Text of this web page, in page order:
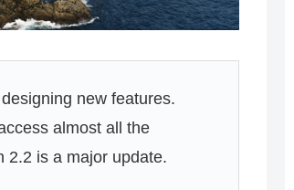
new features.
almost all the
2.2 is a major update.